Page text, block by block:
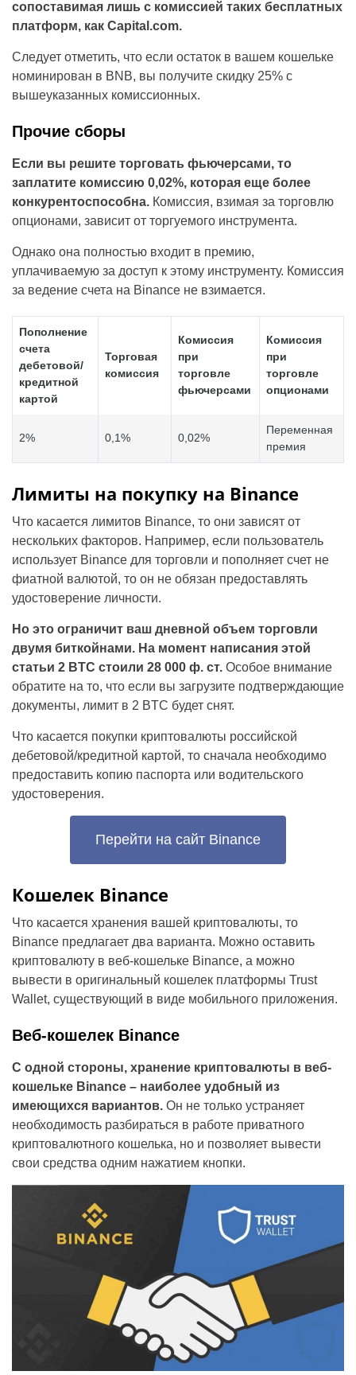
сопоставимая лишь с комиссией таких бесплатных
платформ, как Capital.com.
Следует отметить, что если остаток в вашем кошельке
номинирован в BNB, вы получите скидку 25% с
вышеуказанных комиссионных.
Прочие сборы
Если вы решите торговать фьючерсами, то
заплатите комиссию 0,02%, которая еще более
конкурентоспособна. Комиссия, взимая за торговлю
опционами, зависит от торгуемого инструмента.
Однако она полностью входит в премию,
уплачиваемую за доступ к этому инструменту. Комиссия
за ведение счета на Binance не взимается.
Пополнение
счета
дебетовой/
кредитной
картой
Торговая
комиссия
Комиссия
при
торговле
фьючерсами
Комиссия
при
торговле
опционами
2% 0,1% 0,02%
Переменная
премия
Лимиты на покупку на Binance
Что касается лимитов Binance, то они зависят от
нескольких факторов. Например, если пользователь
использует Binance для торговли и пополняет счет не
фиатной валютой, то он не обязан предоставлять
удостоверение личности.
Но это ограничит ваш дневной объем торговли
двумя биткойнами. На момент написания этой
статьи 2 BTC стоили 28 000 ф. ст. Особое внимание
обратите на то, что если вы загрузите подтверждающие
документы, лимит в 2 BTC будет снят.
Что касается покупки криптовалюты российской
дебетовой/кредитной картой, то сначала необходимо
предоставить копию паспорта или водительского
удостоверения.
Перейти на сайт Binance
Кошелек Binance
Что касается хранения вашей криптовалюты, то
Binance предлагает два варианта. Можно оставить
криптовалюту в веб-кошельке Binance, а можно
вывести в оригинальный кошелек платформы Trust
Wallet, существующий в виде мобильного приложения.
Веб-кошелек Binance
С одной стороны, хранение криптовалюты в веб-
кошельке Binance – наиболее удобный из
имеющихся вариантов. Он не только устраняет
необходимость разбираться в работе приватного
криптовалютного кошелька, но и позволяет вывести
свои средства одним нажатием кнопки.